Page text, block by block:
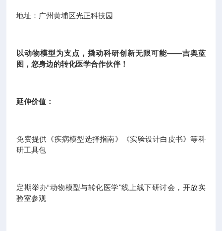
地址：广州黄埔区光正科技园
以动物模型为支点，撬动科研创新无限可能——吉奥蓝
图，您身边的转化医学合作伙伴！
延伸价值：
免费提供《疾病模型选择指南》《实验设计白皮书》等科
研工具包
定期举办“动物模型与转化医学"线上线下研讨会，开放实
验室参观